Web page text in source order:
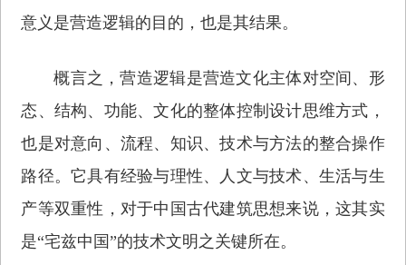
意义是营造逻辑的目的，也是其结果。
概言之，营造逻辑是营造文化主体对空间、形
态、结构、功能、文化的整体控制设计思维方式，
也是对意向、流程、知识、技术与方法的整合操作
路径。它具有经验与理性、人文与技术、生活与生
产等双重性，对于中国古代建筑思想来说，这其实
是“宅兹中国”的技术文明之关键所在。